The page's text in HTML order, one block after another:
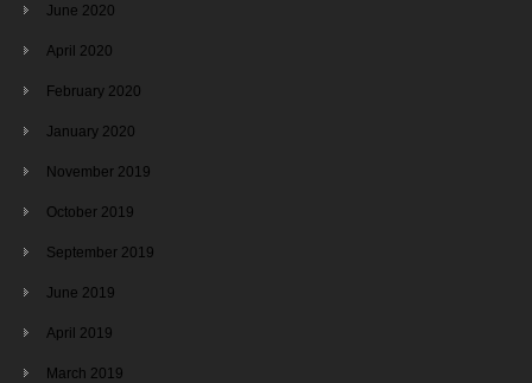
June 2020
April 2020
February 2020
January 2020
November 2019
October 2019
September 2019
June 2019
April 2019
March 2019